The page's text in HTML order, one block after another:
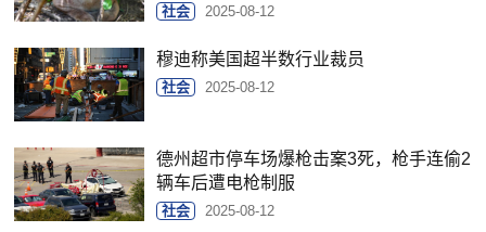
社会 2025-08-12
穆迪称美国超半数行业裁员
社会 2025-08-12
德州超市停车场爆枪击案3死，枪手连偷2
辆车后遭电枪制服
社会 2025-08-12